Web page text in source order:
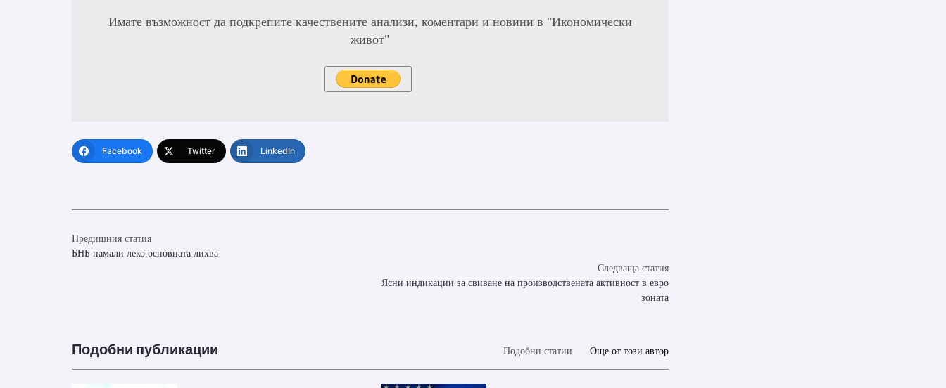
Имате възможност да подкрепите качествените анализи, коментари и новини в "Икономически
живот"
Facebook Twitter LinkedIn
Предишния статия
БНБ намали леко основната лихва
Следваща статия
Ясни индикации за свиване на производствената активност в евро
зоната
Подобни публикации Подобни статии Още от този автор